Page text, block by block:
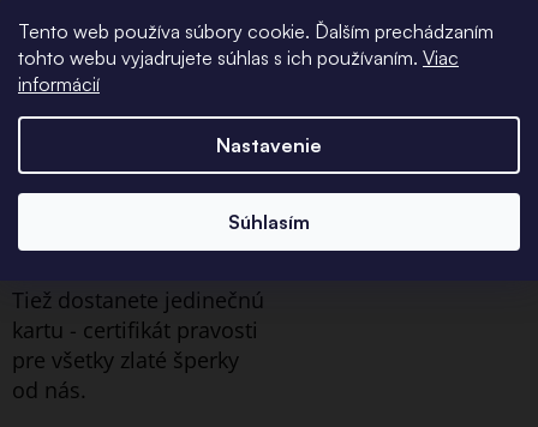
Tento web používa súbory cookie. Ďalším prechádzaním
tohto webu vyjadrujete súhlas s ich používaním. Viac
informácií
Nastavenie
Súhlasím
všetky objednávky so
zlatými šperkami do
elegantných
papierových krabičiek.
Certifikát
pravosti
Tiež dostanete jedinečnú
kartu - certifikát pravosti
pre všetky zlaté šperky
od nás.